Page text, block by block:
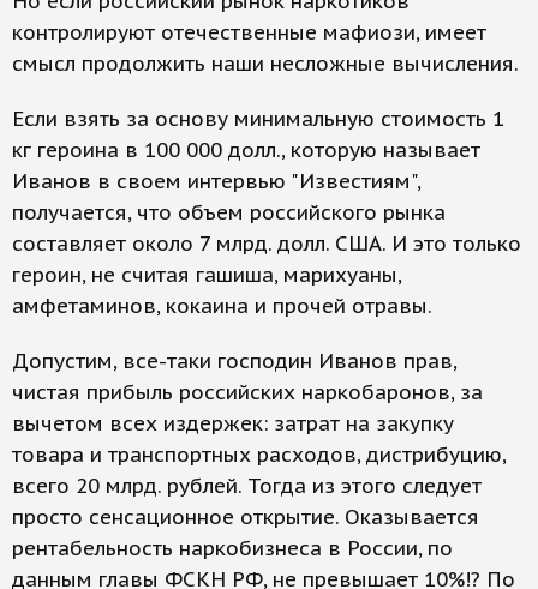
контролируют отечественные мафиози, имеет
смысл продолжить наши несложные вычисления.
Если взять за основу минимальную стоимость 1
кг героина в 100 000 долл., которую называет
Иванов в своем интервью "Известиям",
получается, что объем российского рынка
составляет около 7 млрд. долл. США. И это только
героин, не считая гашиша, марихуаны,
амфетаминов, кокаина и прочей отравы.
Допустим, все-таки господин Иванов прав,
чистая прибыль российских наркобаронов, за
вычетом всех издержек: затрат на закупку
товара и транспортных расходов, дистрибуцию,
всего 20 млрд. рублей. Тогда из этого следует
просто сенсационное открытие. Оказывается
рентабельность наркобизнеса в России, по
данным главы ФСКН РФ, не превышает 10%!? По